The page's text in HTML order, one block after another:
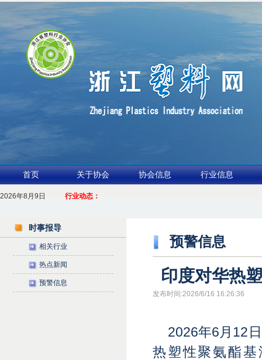
首页 关于协会 协会信息 行业信息
2026年8月9日 行业动态：
1.聚力产业链 共启新征程
时事报导
相关行业
热点新闻
预警信息
预警信息
印度对华热
发布时间:2026/6/16 16:26:36
2026年6月12
热塑性聚氨酯基